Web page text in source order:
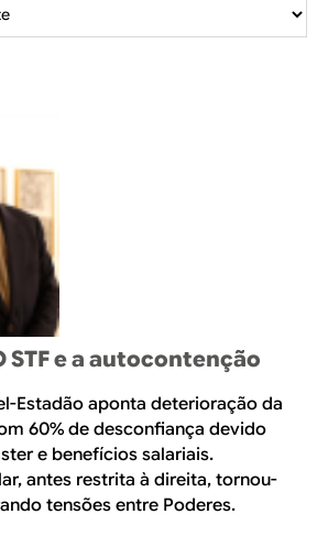
e
c
a
STF e a autocontenção
Estadão aponta deterioração da
60% de desconfiança devido
e benefícios salariais.
antes restrita à direita, tornou-
tensões entre Poderes.